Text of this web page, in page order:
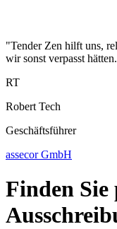
"Tender Zen hilft uns,
wir sonst verpasst
RT
Robert Tech
Geschäftsführer
assecor GmbH
Finden Sie